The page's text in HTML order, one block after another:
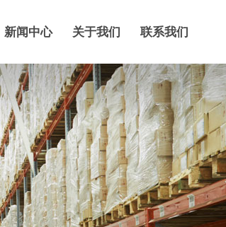
新闻中心 关于我们 联系我们